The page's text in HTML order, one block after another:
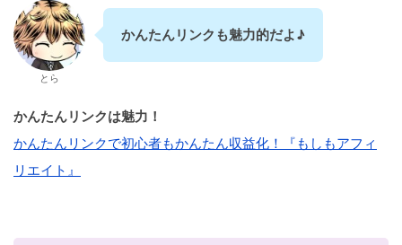
とら
かんたんリンクも魅力的だよ♪
かんたんリンクは魅力！
かんたんリンクで初心者もかんたん収益化！『もしもアフィ
リエイト』